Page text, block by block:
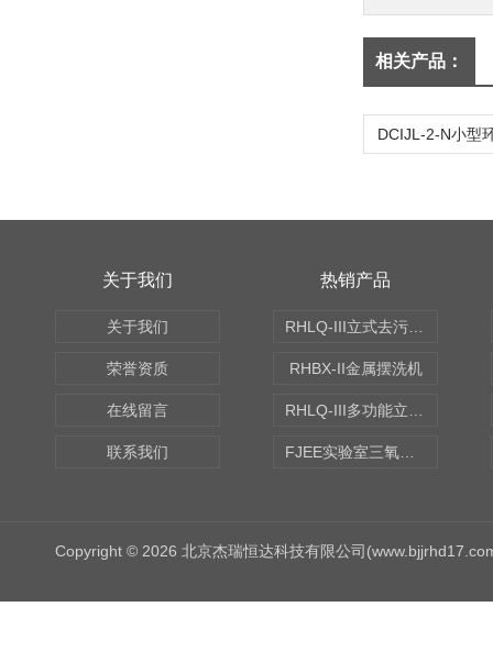
相关产品：
关于我们
关于我们
荣誉资质
在线留言
联系我们
热销产品
RHBX-II金属摆洗机
Copyright © 2026 北京杰瑞恒达科技有限公司